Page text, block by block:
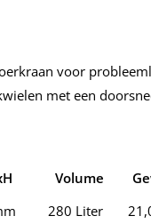
voor
met een
Volume
mm 280 Liter